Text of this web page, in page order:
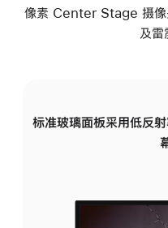
像素 Center Stage 摄像
及雷
标准玻璃面板采用低反